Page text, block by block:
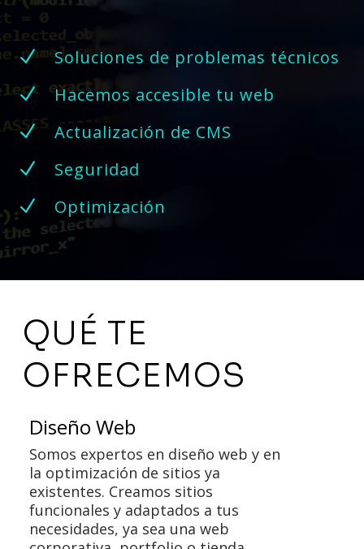
N Soluciones de problemas técnicos
N Hacemos accesible tu web
N Actualización de CMS
N Seguridad
N Optimización
QUÉ TE
OFRECEMOS
Diseño Web
Somos expertos en diseño web y en
la optimización de sitios ya
existentes. Creamos sitios
funcionales y adaptados a tus
necesidades, ya sea una web